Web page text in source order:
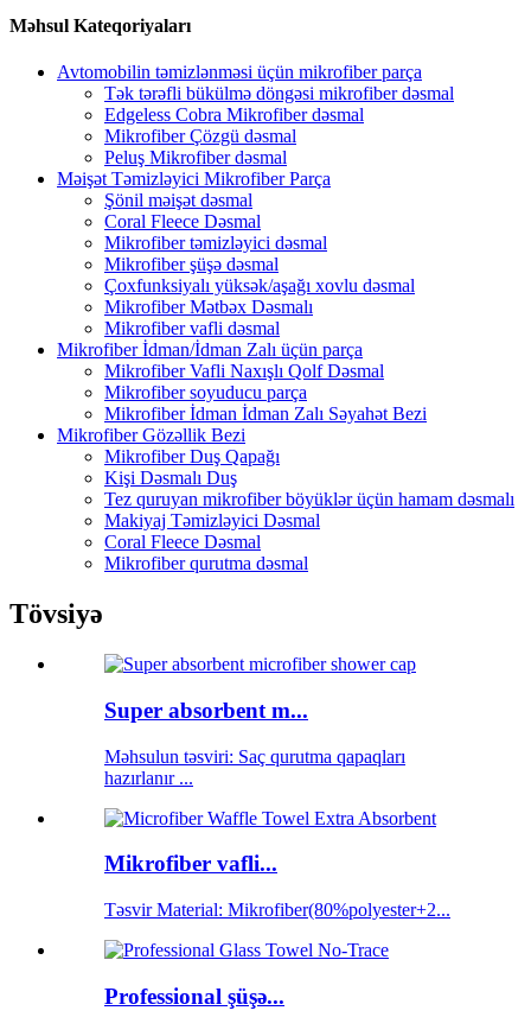
Məhsul Kateqoriyaları
Avtomobilin təmizlənməsi üçün mikrofiber parça
Tək tərəfli bükülmə döngəsi mikrofiber dəsmal
Edgeless Cobra Mikrofiber dəsmal
Mikrofiber Çözgü dəsmal
Peluş Mikrofiber dəsmal
Məişət Təmizləyici Mikrofiber Parça
Şönil məişət dəsmal
Coral Fleece Dəsmal
Mikrofiber təmizləyici dəsmal
Mikrofiber şüşə dəsmal
Çoxfunksiyalı yüksək/aşağı xovlu dəsmal
Mikrofiber Mətbəx Dəsmalı
Mikrofiber vafli dəsmal
Mikrofiber İdman/İdman Zalı üçün parça
Mikrofiber Vafli Naxışlı Qolf Dəsmal
Mikrofiber soyuducu parça
Mikrofiber İdman İdman Zalı Səyahət Bezi
Mikrofiber Gözəllik Bezi
Mikrofiber Duş Qapağı
Kişi Dəsmalı Duş
Tez quruyan mikrofiber böyüklər üçün hamam dəsmalı
Makiyaj Təmizləyici Dəsmal
Coral Fleece Dəsmal
Mikrofiber qurutma dəsmal
Tövsiyə
Super absorbent m...
Məhsulun təsviri: Saç qurutma qapaqları
hazırlanır ...
Mikrofiber vafli...
Təsvir Material: Mikrofiber(80%polyester+2...
Professional şüşə...